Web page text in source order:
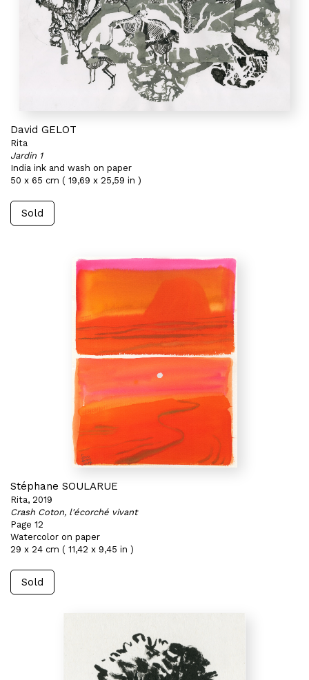
David GELOT
Rita
Jardin 1
India ink and wash on paper
50 x 65 cm ( 19,69 x 25,59 in )
Sold
Stéphane SOULARUE
Rita, 2019
Crash Coton, l'écorché vivant
Page 12
Watercolor on paper
29 x 24 cm ( 11,42 x 9,45 in )
Sold